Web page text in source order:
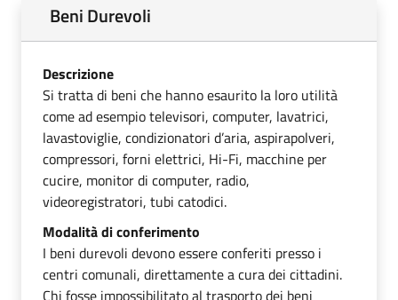
Beni Durevoli
Descrizione
Si tratta di beni che hanno esaurito la loro utilità
come ad esempio televisori, computer, lavatrici,
lavastoviglie, condizionatori d’aria, aspirapolveri,
compressori, forni elettrici, Hi-Fi, macchine per
cucire, monitor di computer, radio,
videoregistratori, tubi catodici.
Modalità di conferimento
I beni durevoli devono essere conferiti presso i
centri comunali, direttamente a cura dei cittadini.
Chi fosse impossibilitato al trasporto dei beni